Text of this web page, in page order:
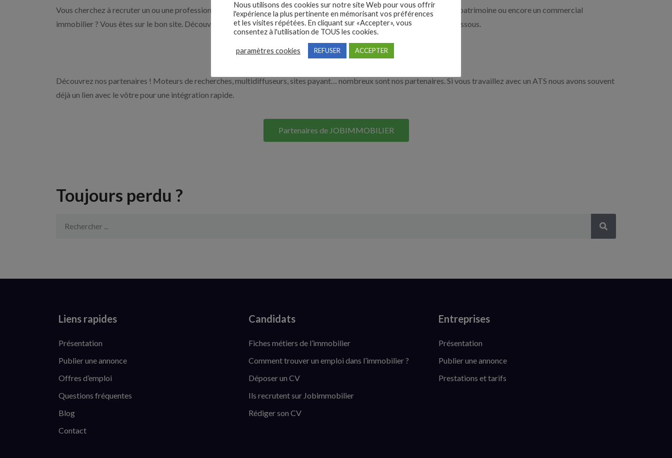
Vous cherchez à recruter un ou une professionnelle de l’immobilier par exemple un agent immobilier, un gestionnaire de patrimoine ou encore un commercial
immobilier ? Vous êtes sur le bon site. Découvrez nos solutions pour vous aider à recruter en cliquant sur le bouton ci-dessous.
Nos solutions entreprises
Découvrez nos partenaires ! Moteurs de recherches, multidiffuseurs, sites payant… nombreux sont nos partenaires. Si vous travaillez avec un ATS nous avons souvent
déjà un lien avec le vôtre pour une intégration rapide.
Partenaires de JOBIMMOBILIER
Toujours perdu ?
Liens rapides
Présentation
Publier une annonce
Offres d’emploi
Questions fréquentes
Blog
Contact
Candidats
Fiches métiers de l’immobilier
Comment trouver un emploi dans l’immobilier ?
Déposer un CV
Ils recrutent sur Jobimmobilier
Rédiger son CV
Entreprises
Présentation
Publier une annonce
Prestations et tarifs
Nous utilisons des cookies sur notre site Web pour vous offrir
l'expérience la plus pertinente en mémorisant vos préférences
et les visites répétées. En cliquant sur «Accepter», vous
consentez à l'utilisation de TOUS les cookies.
paramètres cookies REFUSER ACCEPTER